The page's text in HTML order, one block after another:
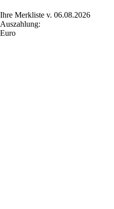
Ihre Merkliste v. 06.08.2026
Auszahlung:
Euro